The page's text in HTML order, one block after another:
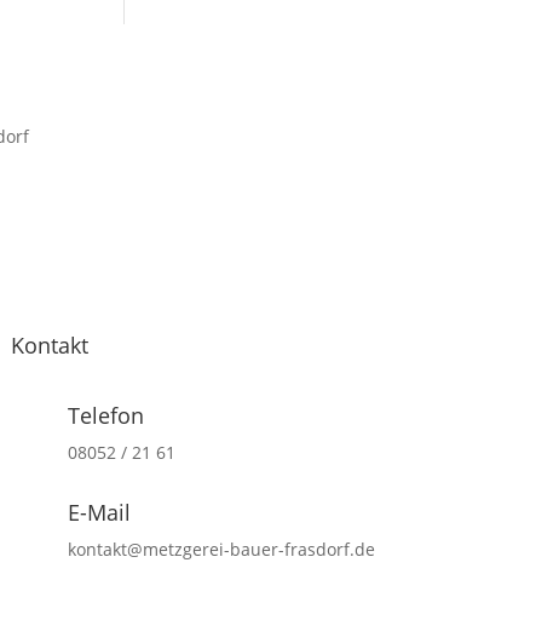
Kontakt
Telefon
08052 / 21 61
E-Mail
kontakt@metzgerei-bauer-frasdorf.de